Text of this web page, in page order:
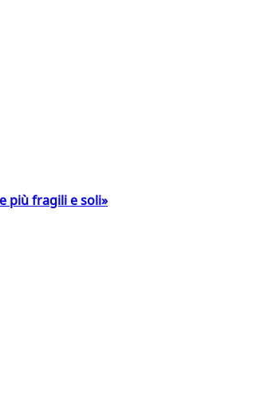
più fragili e soli»